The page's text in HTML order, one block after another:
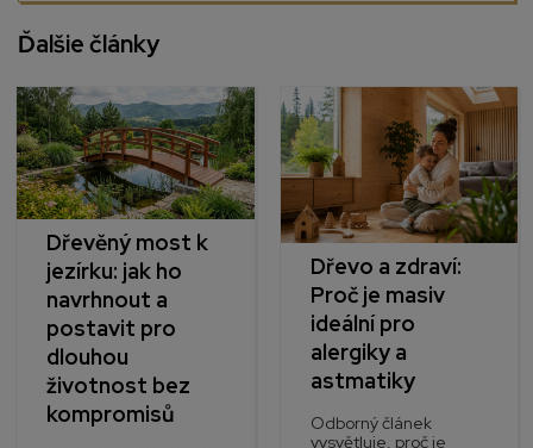
Ďalšie články
Dřevěný most k
jezírku: jak ho
navrhnout a
postavit pro
dlouhou
životnost bez
kompromisů
Dřevo a zdraví:
Proč je masiv
ideální pro
alergiky a
astmatiky
Odborný článek
vysvětluje, proč je